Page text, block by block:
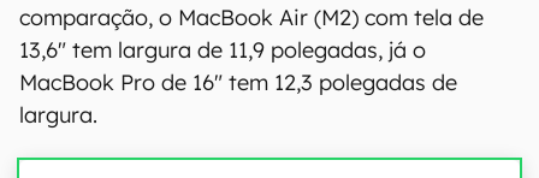
comparação, o MacBook Air (M2) com tela de
13,6" tem largura de 11,9 polegadas, já o
MacBook Pro de 16" tem 12,3 polegadas de
largura.